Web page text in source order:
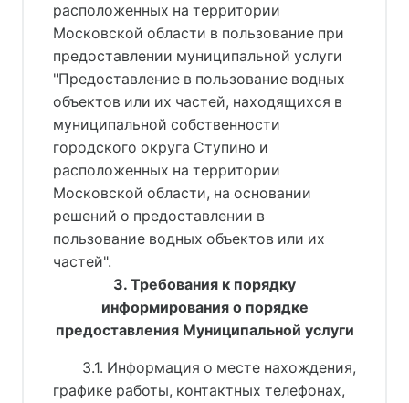
расположенных на территории
Московской области в пользование при
предоставлении муниципальной услуги
"Предоставление в пользование водных
объектов или их частей, находящихся в
муниципальной собственности
городского округа Ступино и
расположенных на территории
Московской области, на основании
решений о предоставлении в
пользование водных объектов или их
частей".
3. Требования к порядку
информирования о порядке
предоставления Муниципальной услуги
3.1. Информация о месте нахождения,
графике работы, контактных телефонах,